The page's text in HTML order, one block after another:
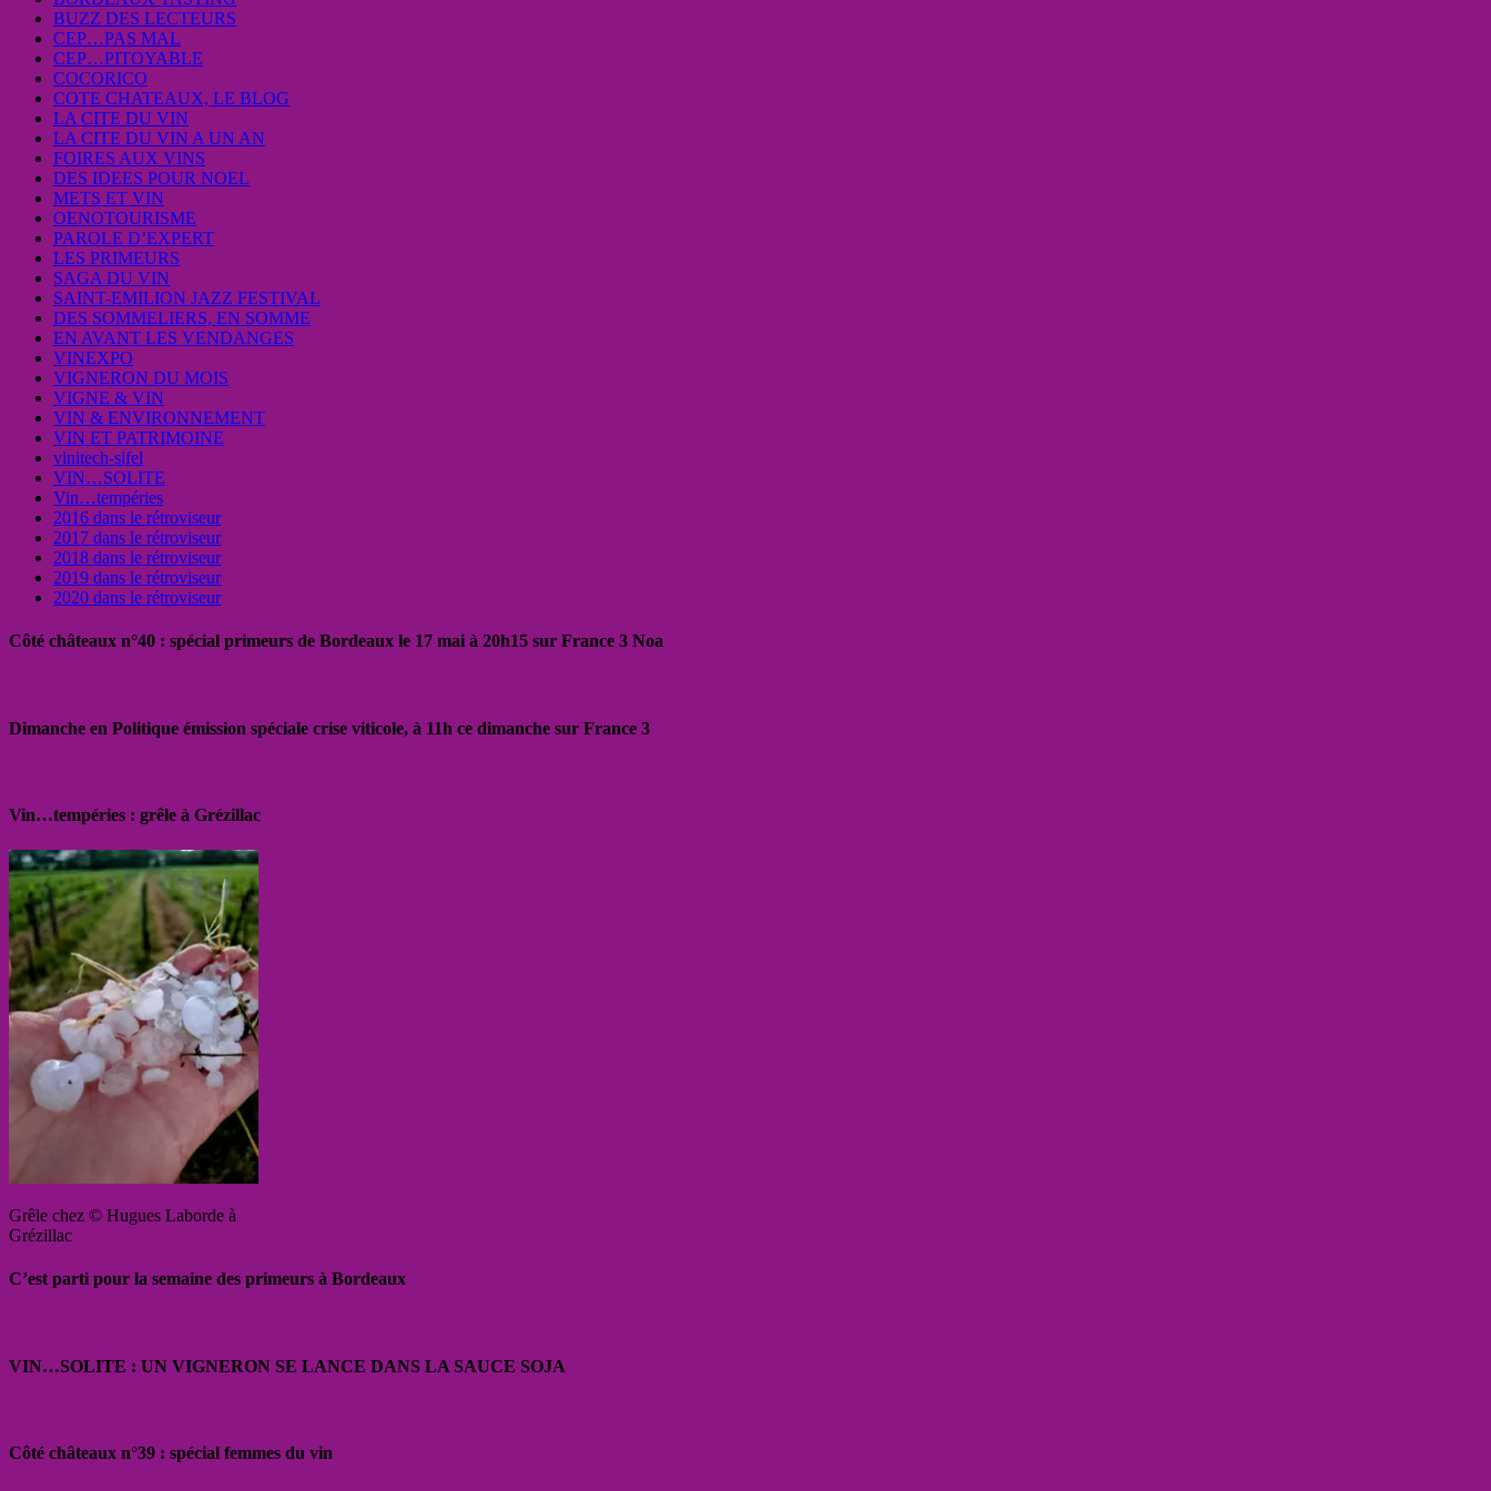
BUZZ DES LECTEURS
CEP…PAS MAL
CEP…PITOYABLE
COCORICO
COTE CHATEAUX, LE BLOG
LA CITE DU VIN
LA CITE DU VIN A UN AN
FOIRES AUX VINS
DES IDEES POUR NOEL
METS ET VIN
OENOTOURISME
PAROLE D’EXPERT
LES PRIMEURS
SAGA DU VIN
SAINT-EMILION JAZZ FESTIVAL
DES SOMMELIERS, EN SOMME
EN AVANT LES VENDANGES
VINEXPO
VIGNERON DU MOIS
VIGNE & VIN
VIN & ENVIRONNEMENT
VIN ET PATRIMOINE
vinitech-sifel
VIN…SOLITE
Vin…tempéries
2016 dans le rétroviseur
2017 dans le rétroviseur
2018 dans le rétroviseur
2019 dans le rétroviseur
2020 dans le rétroviseur
Côté châteaux n°40 : spécial primeurs de Bordeaux le 17 mai à 20h15 sur France 3 Noa
Dimanche en Politique émission spéciale crise viticole, à 11h ce dimanche sur France 3
Vin…tempéries : grêle à Grézillac
Grêle chez © Hugues Laborde à
Grézillac
C’est parti pour la semaine des primeurs à Bordeaux
VIN…SOLITE : UN VIGNERON SE LANCE DANS LA SAUCE SOJA
Côté châteaux n°39 : spécial femmes du vin